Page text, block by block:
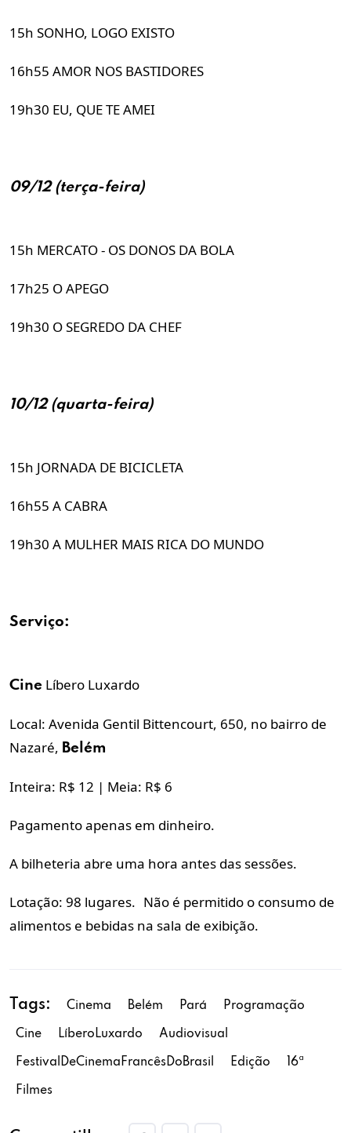
15h SONHO, LOGO EXISTO
16h55 AMOR NOS BASTIDORES
19h30 EU, QUE TE AMEI
09/12 (terça-feira)
15h MERCATO - OS DONOS DA BOLA
17h25 O APEGO
19h30 O SEGREDO DA CHEF
10/12 (quarta-feira)
15h JORNADA DE BICICLETA
16h55 A CABRA
19h30 A MULHER MAIS RICA DO MUNDO
Serviço:
Cine Líbero Luxardo
Local: Avenida Gentil Bittencourt, 650, no bairro de
Nazaré, Belém
Inteira: R$ 12 | Meia: R$ 6
Pagamento apenas em dinheiro.
A bilheteria abre uma hora antes das sessões.
Lotação: 98 lugares. Não é permitido o consumo de
alimentos e bebidas na sala de exibição.
Tags: Cinema Belém Pará Programação
Cine LíberoLuxardo Audiovisual
FestivalDeCinemaFrancêsDoBrasil Edição 16ª
Filmes